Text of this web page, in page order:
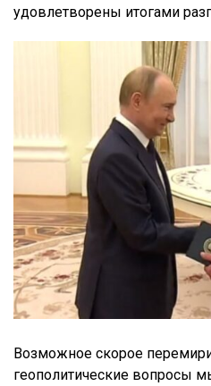
удовлетворены итогами
Возможное скорое
геополитические вопросы